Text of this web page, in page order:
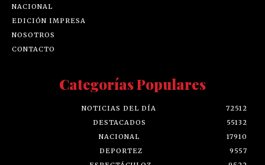
NACIONAL
EDICIÓN IMPRESA
NOSOTROS
CONTACTO
Categorías Populares
NOTICIAS DEL DÍA
72512
DESTACADOS
55132
NACIONAL
17910
DEPORTEZ
9557